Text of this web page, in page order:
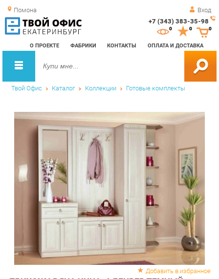
Помона Вход
+7 (343) 383-35-98
О ПРОЕКТЕ ФАБРИКИ КОНТАКТЫ ОПЛАТА И ДОСТАВКА
0 0
Твой Офис Каталог Коллекции Готовые комплекты
Добавить в избранное
ПРИХОЖАЯ ЯНА ИННА-4 ДЕНВЕР ТЕМНЫЙ